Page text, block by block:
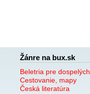
Žánre na bux.sk
Beletria pre dospelých
Cestovanie, mapy
Česká literatúra